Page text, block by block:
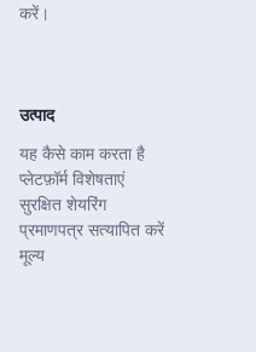
करें।
उत्पाद
यह कैसे काम करता है
प्लेटफ़ॉर्म विशेषताएं
सुरक्षित शेयरिंग
प्रमाणपत्र सत्यापित करें
मूल्य